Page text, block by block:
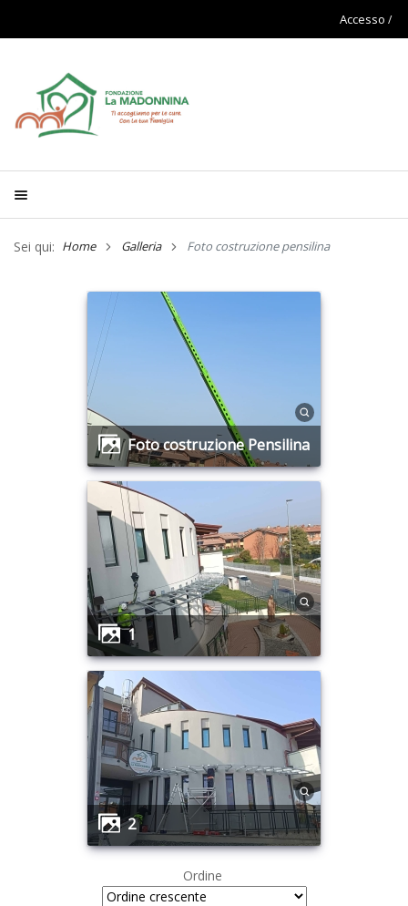
Accesso
Sei qui: Home Galleria Foto costruzione pensilina
Foto costruzione Pensilina
1
2
Ordine